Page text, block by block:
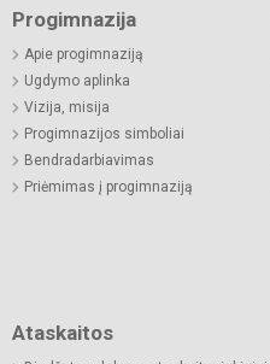
Progimnazija
Apie progimnaziją
Ugdymo aplinka
Vizija, misija
Progimnazijos simboliai
Bendradarbiavimas
Priėmimas į progimnaziją
Ataskaitos